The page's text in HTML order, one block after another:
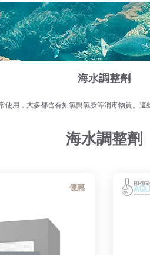
海水調整劑
用，大多都含有如氯與氯胺等消毒物質。
海水調整劑
優惠